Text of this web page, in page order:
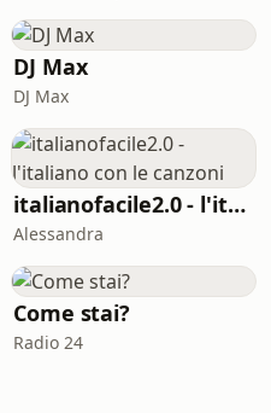
DJ Max
DJ Max
italianofacile2.0 - l'italiano con le canzoni
Alessandra
Come stai?
Radio 24